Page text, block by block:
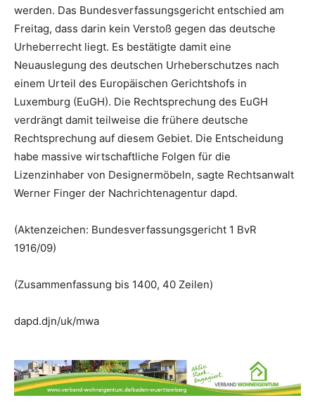
werden. Das Bundesverfassungsgericht entschied am
Freitag, dass darin kein Verstoß gegen das deutsche
Urheberrecht liegt. Es bestätigte damit eine
Neuauslegung des deutschen Urheberschutzes nach
einem Urteil des Europäischen Gerichtshofs in
Luxemburg (EuGH). Die Rechtsprechung des EuGH
verdrängt damit teilweise die frühere deutsche
Rechtsprechung auf diesem Gebiet. Die Entscheidung
habe massive wirtschaftliche Folgen für die
Lizenzinhaber von Designermöbeln, sagte Rechtsanwalt
Werner Finger der Nachrichtenagentur dapd.
(Aktenzeichen: Bundesverfassungsgericht 1 BvR
1916/09)
(Zusammenfassung bis 1400, 40 Zeilen)
dapd.djn/uk/mwa